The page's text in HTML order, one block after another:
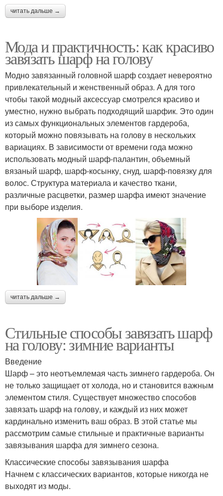
читать дальше →
Мода и практичность: как красиво
завязать шарф на голову
Модно завязанный головной шарф создает невероятно
привлекательный и женственный образ. А для того
чтобы такой модный аксессуар смотрелся красиво и
уместно, нужно выбрать подходящий шарфик. Это один
из самых функциональных элементов гардероба,
который можно повязывать на голову в нескольких
вариациях. В зависимости от времени года можно
использовать модный шарф-палантин, объемный
вязаный шарф, шарф-косынку, снуд, шарф-повязку для
волос. Структура материала и качество ткани,
различные расцветки, размер шарфа имеют значение
при выборе изделия.
читать дальше →
Стильные способы завязать шарф
на голову: зимние варианты
Введение
Шарф – это неотъемлемая часть зимнего гардероба. Он
не только защищает от холода, но и становится важным
элементом стиля. Существует множество способов
завязать шарф на голову, и каждый из них может
кардинально изменить ваш образ. В этой статье мы
рассмотрим самые стильные и практичные варианты
завязывания шарфа для зимнего сезона.
Классические способы завязывания шарфа
Начнем с классических вариантов, которые никогда не
выходят из моды.